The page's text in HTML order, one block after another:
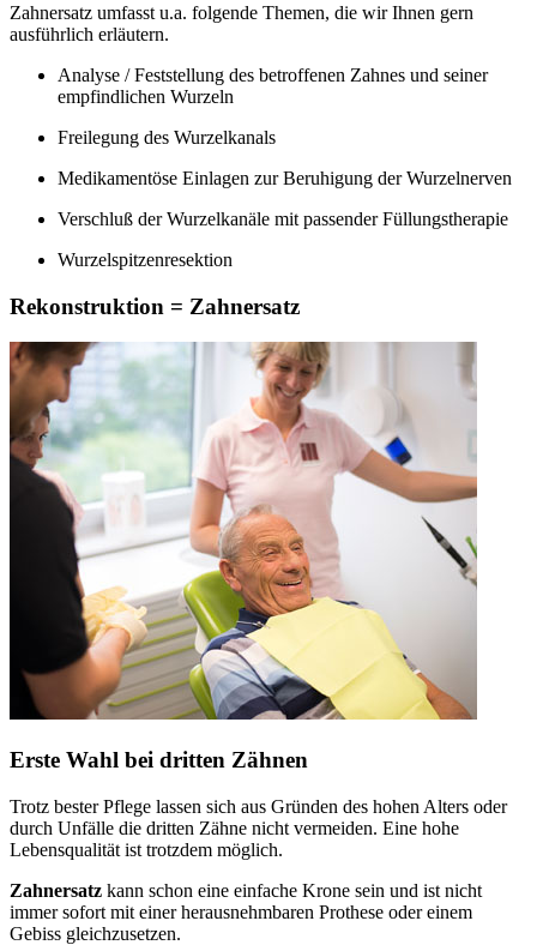
Zahnersatz umfasst u.a. folgende Themen, die wir Ihnen gern
ausführlich erläutern.
Analyse / Feststellung des betroffenen Zahnes und seiner
empfindlichen Wurzeln
Freilegung des Wurzelkanals
Medikamentöse Einlagen zur Beruhigung der Wurzelnerven
Verschluß der Wurzelkanäle mit passender Füllungstherapie
Wurzelspitzenresektion
Rekonstruktion = Zahnersatz
Erste Wahl bei dritten Zähnen
Trotz bester Pflege lassen sich aus Gründen des hohen Alters oder
durch Unfälle die dritten Zähne nicht vermeiden. Eine hohe
Lebensqualität ist trotzdem möglich.
Zahnersatz kann schon eine einfache Krone sein und ist nicht
immer sofort mit einer herausnehmbaren Prothese oder einem
Gebiss gleichzusetzen.